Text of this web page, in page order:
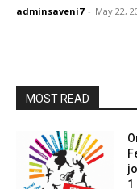
adminsaveni7 - May 22,
MOST READ
1